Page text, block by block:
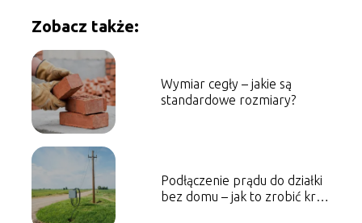
Zobacz także:
Wymiar cegły – jakie są
standardowe rozmiary?
Podłączenie prądu do działki
bez domu – jak to zrobić krok